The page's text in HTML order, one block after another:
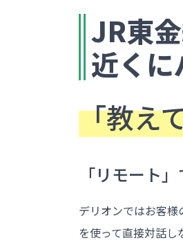
JR東
近く
「教え
「リモート
デリオンではお客
を使って直接対話し